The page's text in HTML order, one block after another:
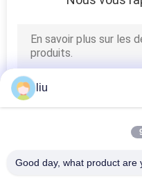
de câble
liu
Good day, what product are